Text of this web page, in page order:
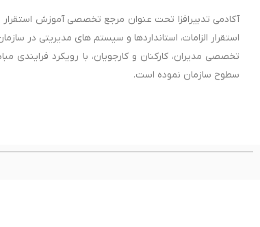
آکادمی تدبیرافزا تحت عنوان مرجع تخصصی آموزش استقرار
استقرار الزامات، استانداردها و سیستم های مدیریتی در
تخصصی مدیران، کارکنان و کارجویان، با رویکرد
سطوح سازمان نموده است.